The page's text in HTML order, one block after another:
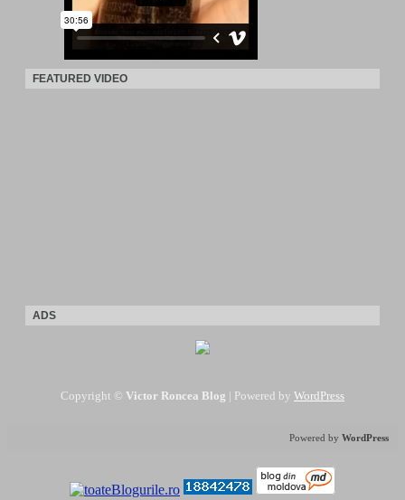
FEATURED VIDEO
ADS
Copyright © Victor Roncea Blog | Powered by WordPress
Powered by WordPress